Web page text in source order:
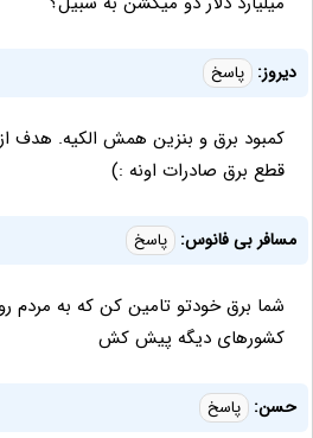
دیروز: پاسخ
کمبود برق و بنزین همش الکیه. هدف
قطع برق صادرات اونه :)
مسافر بی فانوس: پاسخ
شما برق خودتو تامین کن که به مردم
کشورهای دیگه پیش کش
حسن: پاسخ